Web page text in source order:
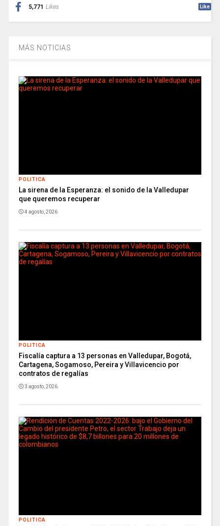
5,771 Likes Like
MÁS NOTICIAS
POLITICA
La sirena de la Esperanza: el sonido de la Valledupar
que queremos recuperar
4 agosto, 2026
POLITICA
Fiscalía captura a 13 personas en Valledupar, Bogotá,
Cartagena, Sogamoso, Pereira y Villavicencio por
contratos de regalías
3 agosto, 2026
POLITICA